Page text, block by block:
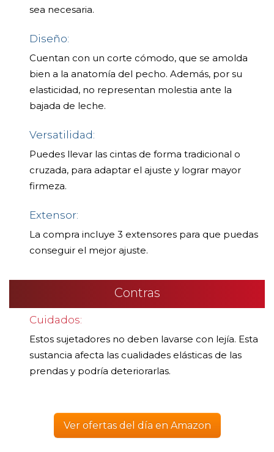
sea necesaria.
Diseño:
Cuentan con un corte cómodo, que se amolda
bien a la anatomía del pecho. Además, por su
elasticidad, no representan molestia ante la
bajada de leche.
Versatilidad:
Puedes llevar las cintas de forma tradicional o
cruzada, para adaptar el ajuste y lograr mayor
firmeza.
Extensor:
La compra incluye 3 extensores para que puedas
conseguir el mejor ajuste.
Contras
Cuidados:
Estos sujetadores no deben lavarse con lejía. Esta
sustancia afecta las cualidades elásticas de las
prendas y podría deteriorarlas.
Ver ofertas del día en Amazon